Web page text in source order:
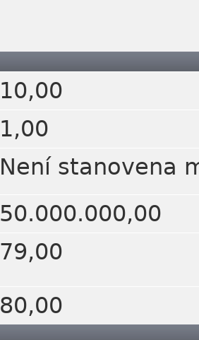
10,00
1,00
Není stanovena
50.000.000,00
79,00
80,00